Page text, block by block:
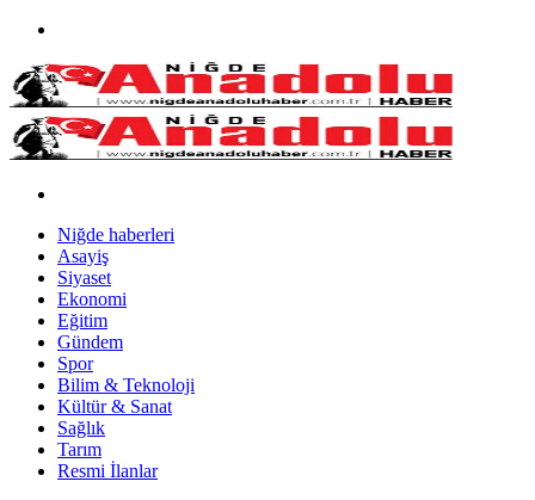
Niğde haberleri
Asayiş
Siyaset
Ekonomi
Eğitim
Gündem
Spor
Bilim & Teknoloji
Kültür & Sanat
Sağlık
Tarım
Resmi İlanlar